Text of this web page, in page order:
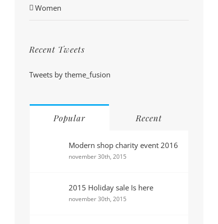
Women
Recent Tweets
Tweets by theme_fusion
Popular Recent
Modern shop charity event 2016
november 30th, 2015
2015 Holiday sale Is here
november 30th, 2015